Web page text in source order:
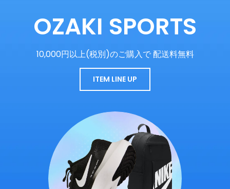
OZAKI SPORTS
10,000円以上(税別)のご購入で 配送料無料
ITEM LINE UP